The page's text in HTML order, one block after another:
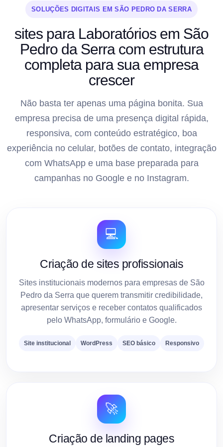
SOLUÇÕES DIGITAIS EM SÃO PEDRO DA SERRA
sites para Laboratórios em São
Pedro da Serra com estrutura
completa para sua empresa
crescer
Não basta ter apenas uma página bonita. Sua
empresa precisa de uma presença digital rápida,
responsiva, com conteúdo estratégico, boa
experiência no celular, botões de contato, integração
com WhatsApp e uma base preparada para
campanhas no Google e no Instagram.
💻
Criação de sites profissionais
Sites institucionais modernos para empresas de São
Pedro da Serra que querem transmitir credibilidade,
apresentar serviços e receber contatos qualificados
pelo WhatsApp, formulário e Google.
Site institucional WordPress SEO básico Responsivo
🚀
Criação de landing pages